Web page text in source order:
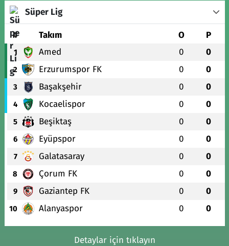
Süper Lig
# Takım O P
1 Amed 0 0
2 Erzurumspor FK 0 0
3 Başakşehir 0 0
4 Kocaelispor 0 0
5 Beşiktaş 0 0
6 Eyüpspor 0 0
7 Galatasaray 0 0
8 Çorum FK 0 0
9 Gaziantep FK 0 0
10 Alanyaspor 0 0
Detaylar için tıklayın